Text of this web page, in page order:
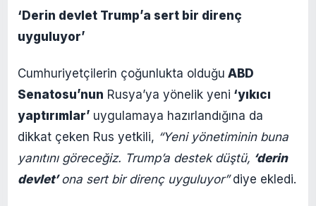
‘Derin devlet Trump’a sert bir direnç
uyguluyor’
Cumhuriyetçilerin çoğunlukta olduğu ABD
Senatosu’nun Rusya’ya yönelik yeni ‘yıkıcı
yaptırımlar’ uygulamaya hazırlandığına da
dikkat çeken Rus yetkili, “Yeni yönetiminin buna
yanıtını göreceğiz. Trump’a destek düştü, ‘derin
devlet’ona sert bir direnç uyguluyor”diye ekledi.